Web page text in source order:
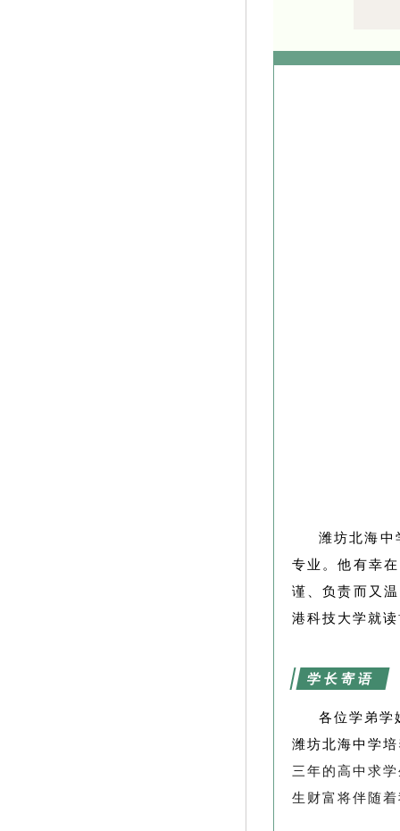
潍坊北海中
专业。他有幸
谨、负责而又
港科技大学就
学长寄语
各位学弟学
潍坊北海中学
三年的高中求
生财富将伴随